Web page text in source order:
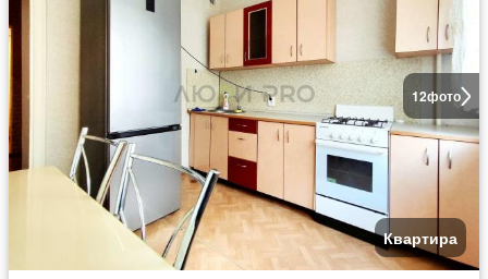
12фото
Квартира